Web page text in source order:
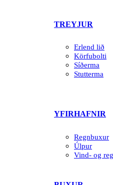
TREYJUR
Erlend lið
Körfubolti
Síðerma
Stutterma
YFIRHAFNIR
Regnbuxur
Úlpur
Vind- og